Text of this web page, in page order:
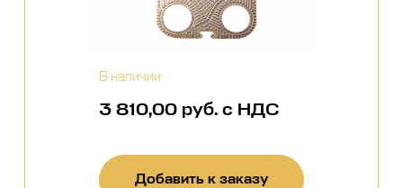
В наличии
3 810,00 руб. с НДС
Добавить к заказу